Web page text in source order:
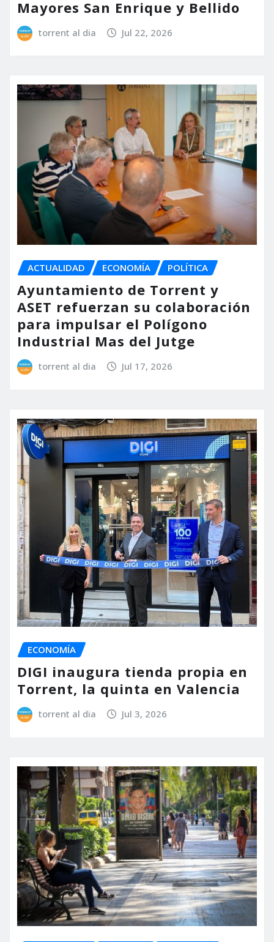
Mayores San Enrique y Bellido
torrent al dia Jul 22, 2026
ACTUALIDAD ECONOMÍA POLÍTICA
Ayuntamiento de Torrent y
ASET refuerzan su colaboración
para impulsar el Polígono
Industrial Mas del Jutge
torrent al dia Jul 17, 2026
ECONOMÍA
DIGI inaugura tienda propia en
Torrent, la quinta en Valencia
torrent al dia Jul 3, 2026